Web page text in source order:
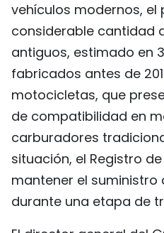
vehículos modernos, el
considerable cantidad
antiguos, estimado en
fabricados antes de
motocicletas, que
de compatibilidad en
carburadores
situación, el Registro
mantener el suministro
durante una etapa de